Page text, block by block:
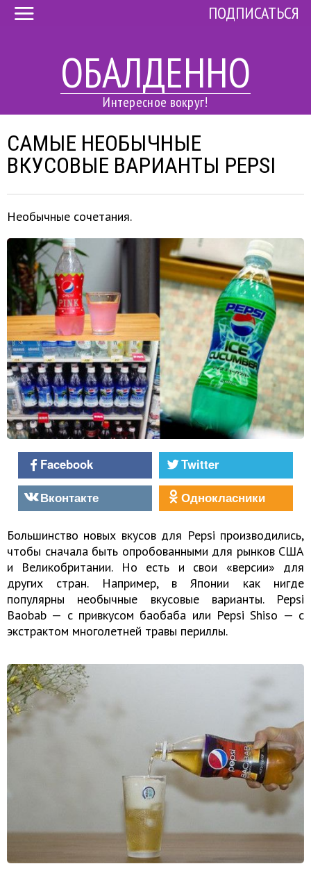
ОБАЛДЕННО
Интересное вокруг!
ПОДПИСАТЬСЯ
САМЫЕ НЕОБЫЧНЫЕ
ВКУСОВЫЕ ВАРИАНТЫ PEPSI
Необычные сочетания.
Facebook
Twitter
Вконтакте
Однокласники
Большинство новых вкусов для Pepsi производились,
чтобы сначала быть опробованными для рынков США
и Великобритании. Но есть и свои «версии» для
других стран. Например, в Японии как нигде
популярны необычные вкусовые варианты. Pepsi
Baobab — с привкусом баобаба или Pepsi Shiso — с
экстрактом многолетней травы периллы.